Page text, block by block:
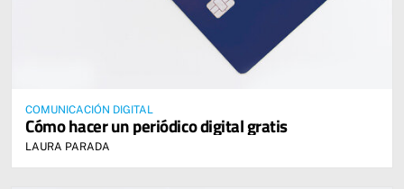
COMUNICACIÓN DIGITAL
Cómo hacer un periódico digital gratis
LAURA PARADA